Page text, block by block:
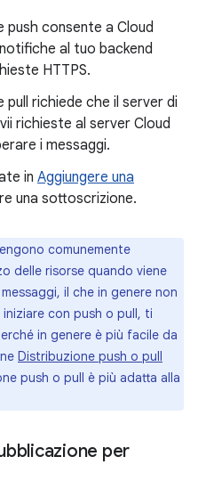
push consente a Cloud
al tuo backend
HTTPS.
pull richiede che il server di
richieste al server Cloud
i messaggi.
in Aggiungere una
una sottoscrizione.
comunemente
delle risorse quando viene
il che in genere non
iniziare con push o pull, ti
in genere è più facile da
Distribuzione push o pull
push o pull è più adatta alla
per